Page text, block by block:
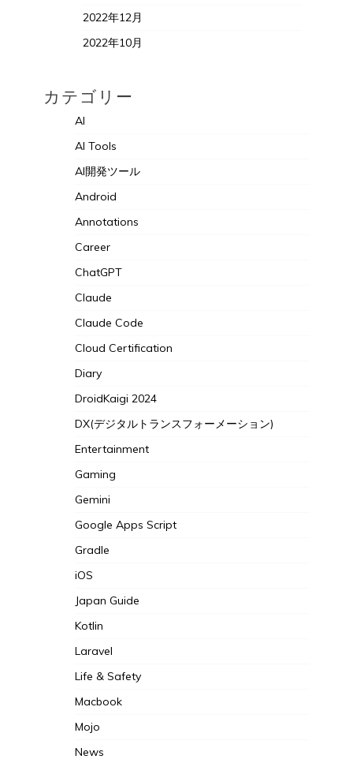
2022年12月
2022年10月
カテゴリー
AI
AI Tools
AI開発ツール
Android
Annotations
Career
ChatGPT
Claude
Claude Code
Cloud Certification
Diary
DroidKaigi 2024
DX(デジタルトランスフォーメーション)
Entertainment
Gaming
Gemini
Google Apps Script
Gradle
iOS
Japan Guide
Kotlin
Laravel
Life & Safety
Macbook
Mojo
News